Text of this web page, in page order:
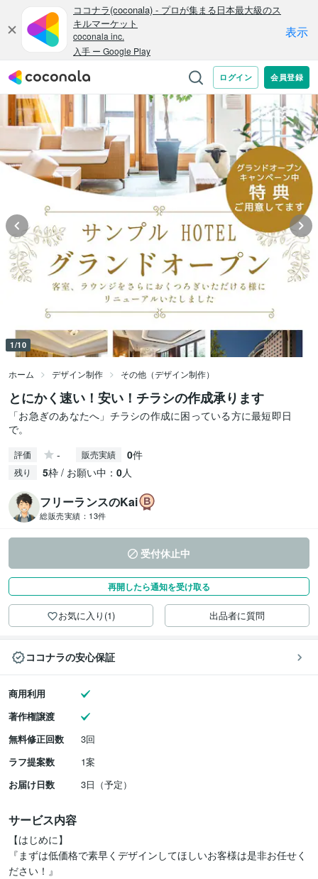
1/10
ホーム デザイン制作 その他（デザイン制作）
とにかく速い！安い！チラシの作成承ります
「お急ぎのあなたへ」チラシの作成に困っている方に最短即日
で。
評価 - 販売実績 0件
残り 5枠 / お願い中： 0人
フリーランスのKai
総販売実績： 13件
受付休止中
再開したら通知を受け取る
お気に入り(1) 出品者に質問
ココナラの安心保証
商用利用
著作権譲渡
無料修正回数
3回
ラフ提案数
1案
お届け日数
3日（予定）
サービス内容
【はじめに】
『まずは低価格で素早くデザインしてほしいお客様は是非お任せく
ださい！』